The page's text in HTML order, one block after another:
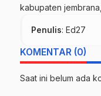
kabupaten
Penulis: Ed27
KOMENTAR (0)
Saat ini belum ada